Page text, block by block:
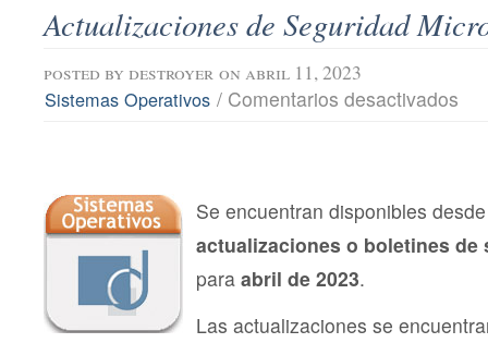
Actualizaciones de Seguridad
posted by destroyer on abril 11, 2023
Sistemas Operativos / Comentarios desactivados
2023
Se encuentran disponibles
actualizaciones o boletines de
para abril de 2023.
Las actualizaciones se